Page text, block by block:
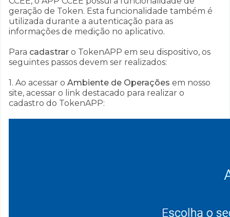
geração de Token. Esta funcionalidade também é
utilizada durante a autenticação para as
informações de medição no aplicativo.
Para cadastrar o TokenAPP em seu dispositivo, os
seguintes passos devem ser realizados:
1. Ao acessar o Ambiente de Operações em nosso
site, acessar o link destacado para realizar o
cadastro do TokenAPP: